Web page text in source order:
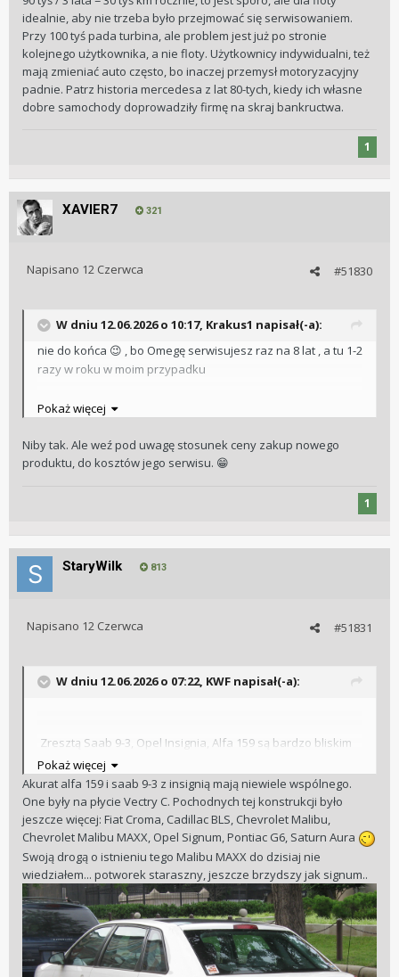
idealnie, aby nie trzeba było przejmować się serwisowaniem.
Przy 100 tyś pada turbina, ale problem jest już po stronie
kolejnego użytkownika, a nie floty. Użytkownicy indywidualni, też
mają zmieniać auto często, bo inaczej przemysł motoryzacyjny
padnie. Patrz historia mercedesa z lat 80-tych, kiedy ich własne
dobre samochody doprowadziły firmę na skraj bankructwa.
1
XAVIER7 321
#51830
Napisano 12 Czerwca
W dniu 12.06.2026 o 10:17, Krakus1 napisał(-a):
nie do końca 😉 , bo Omegę serwisujesz raz na 8 lat , a tu 1-2
razy w roku w moim przypadku
Pokaż więcej
Niby tak. Ale weź pod uwagę stosunek ceny zakup nowego
produktu, do kosztów jego serwisu. 😁
1
StaryWilk 813
#51831
Napisano 12 Czerwca
W dniu 12.06.2026 o 07:22, KWF napisał(-a):
Zresztą Saab 9-3, Opel Insignia, Alfa 159 są bardzo bliskim
rodzeństwem. Z tym, że Saab zróbił "po swojemu" i nie
wyszło mu to finansowo na dobre.
Pokaż więcej
Akurat alfa 159 i saab 9-3 z insignią mają niewiele wspólnego.
One były na płycie Vectry C. Pochodnych tej konstrukcji było
jeszcze więcej: Fiat Croma, Cadillac BLS, Chevrolet Malibu,
Chevrolet Malibu MAXX, Opel Signum, Pontiac G6, Saturn Aura
Swoją drogą o istnieniu tego Malibu MAXX do dzisiaj nie
wiedziałem... potworek staraszny, jeszcze brzydszy jak signum..